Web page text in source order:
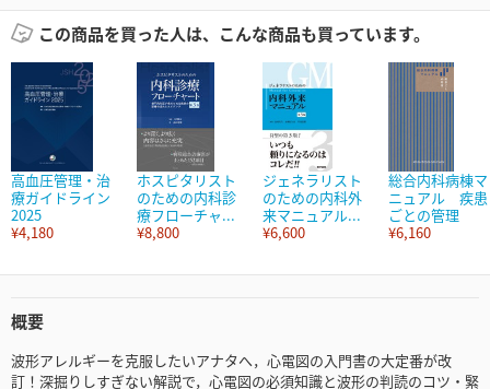
この商品を買った人は、こんな商品も買っています。
高血圧管理・治
療ガイドライン
2025
¥4,180
ホスピタリスト
のための内科診
療フローチャ...
¥8,800
ジェネラリスト
のための内科外
来マニュアル...
¥6,600
総合内科病棟マ
ニュアル 疾患
ごとの管理
¥6,160
概要
波形アレルギーを克服したいアナタへ，心電図の入門書の大定番が改
訂！深掘りしすぎない解説で，心電図の必須知識と波形の判読のコツ・緊